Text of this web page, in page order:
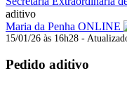
aditivo
Maria da Penha ONLINE
15/01/26 às 16h28 -
Pedido aditivo